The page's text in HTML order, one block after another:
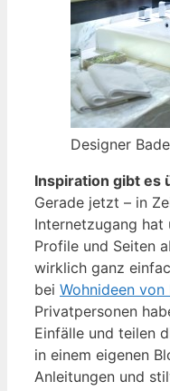
Designer
Inspiration gibt es
Gerade jetzt – in
Internetzugang hat
Profile und Seiten
wirklich ganz
bei Wohnideen von
Privatpersonen
Einfälle und teilen
in einem eigenen
Anleitungen und